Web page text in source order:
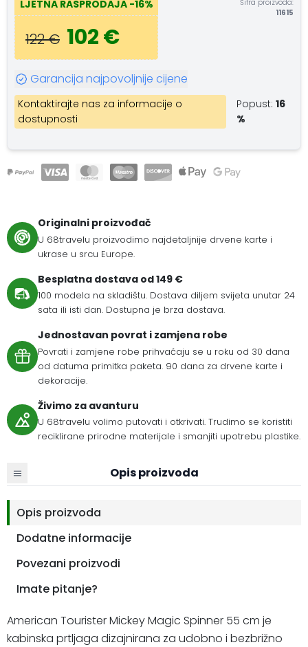
LJETNA RASPRODAJA -16%
122 € 102 €
Šifra proizvoda:
11615
Garancija najpovoljnije cijene
Kontaktirajte nas za informacije o
dostupnosti
Popust: 16
%
Originalni proizvođač
U 68travelu proizvodimo najdetaljnije drvene karte i
ukrase u srcu Europe.
Besplatna dostava od 149 €
100 modela na skladištu. Dostava diljem svijeta unutar 24
sata ili isti dan. Dostupna je brza dostava.
Jednostavan povrat i zamjena robe
Povrati i zamjene robe prihvaćaju se u roku od 30 dana
od datuma primitka paketa. 90 dana za drvene karte i
dekoracije.
Živimo za avanturu
U 68travelu volimo putovati i otkrivati. Trudimo se koristiti
reciklirane prirodne materijale i smanjiti upotrebu plastike.
Opis proizvoda
Opis proizvoda
Dodatne informacije
Povezani proizvodi
Imate pitanje?
American Tourister Mickey Magic Spinner 55 cm je
kabinska prtljaga dizajnirana za udobno i bezbrižno